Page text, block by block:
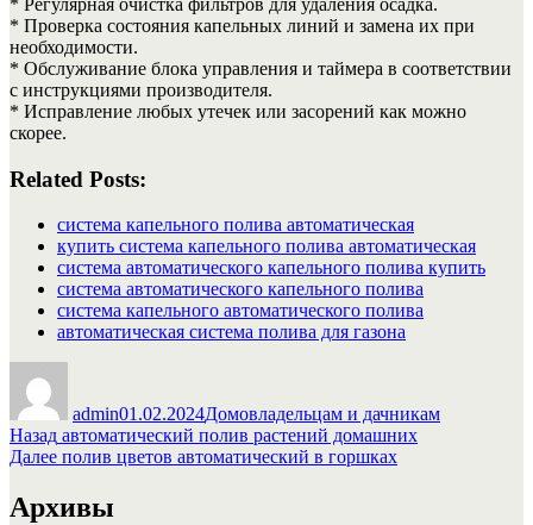
* Проверка состояния капельных линий и замена их при
необходимости.
* Обслуживание блока управления и таймера в соответствии
с инструкциями производителя.
* Исправление любых утечек или засорений как можно
скорее.
Related Posts:
система капельного полива автоматическая
купить система капельного полива автоматическая
система автоматического капельного полива купить
система автоматического капельного полива
система капельного автоматического полива
автоматическая система полива для газона
admin01.02.2024Домовладельцам и дачникам
Навигация
по
записям
Назад Предыдущая
запись:
автоматический полив растений домашних
Далее Следующая
полив цветов автоматический в горшках
Архивы